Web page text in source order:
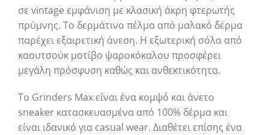
σε vintage εμφάνιση με κλασική άκρη φτερωτής
πρύμνης. Το δερμάτινο πέλμα από μαλακό δέρμα
παρέχει εξαιρετική άνεση. Η εξωτερική σόλα από
καουτσούκ μοτίβο ψαροκόκαλου προσφέρει
μεγάλη πρόσφυση καθώς και ανθεκτικότητα.
Το Grinders Max είναι ένα κομψό και άνετο
sneaker κατασκευασμένα από 100% δέρμα και
είναι ιδανικό για casual wear. Διαθέτει επίσης ένα